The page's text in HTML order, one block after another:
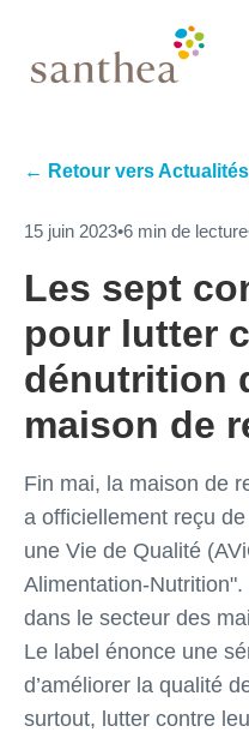
← Retour vers Actualités
15 juin 2023•6 min de lecture
Les sept
pour lutter
dénutrition
maison de
Fin mai, la maison de
a officiellement reçu
une Vie de Qualité
Alimentation-Nutrition".
dans le secteur des
Le label énonce une
d’améliorer la qualité
surtout, lutter contre